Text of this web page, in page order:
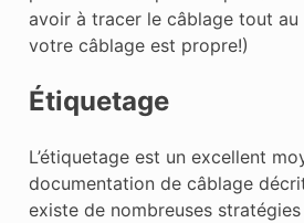
avoir à tracer le câblage tout au
votre câblage est propre!)
Étiquetage
L’étiquetage est un excellent
documentation de câblage
existe de nombreuses